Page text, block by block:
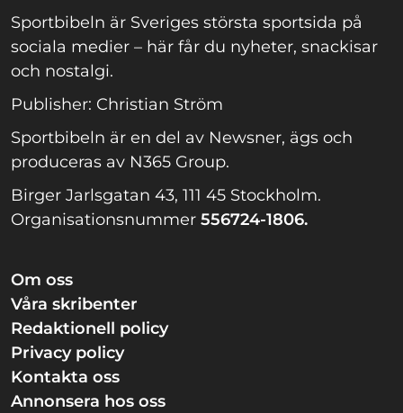
Sportbibeln är Sveriges största sportsida på
sociala medier – här får du nyheter, snackisar
och nostalgi.
Publisher: Christian Ström
Sportbibeln är en del av Newsner, ägs och
produceras av N365 Group.
Birger Jarlsgatan 43, 111 45 Stockholm.
Organisationsnummer 556724-1806.
Om oss
Våra skribenter
Redaktionell policy
Privacy policy
Kontakta oss
Annonsera hos oss